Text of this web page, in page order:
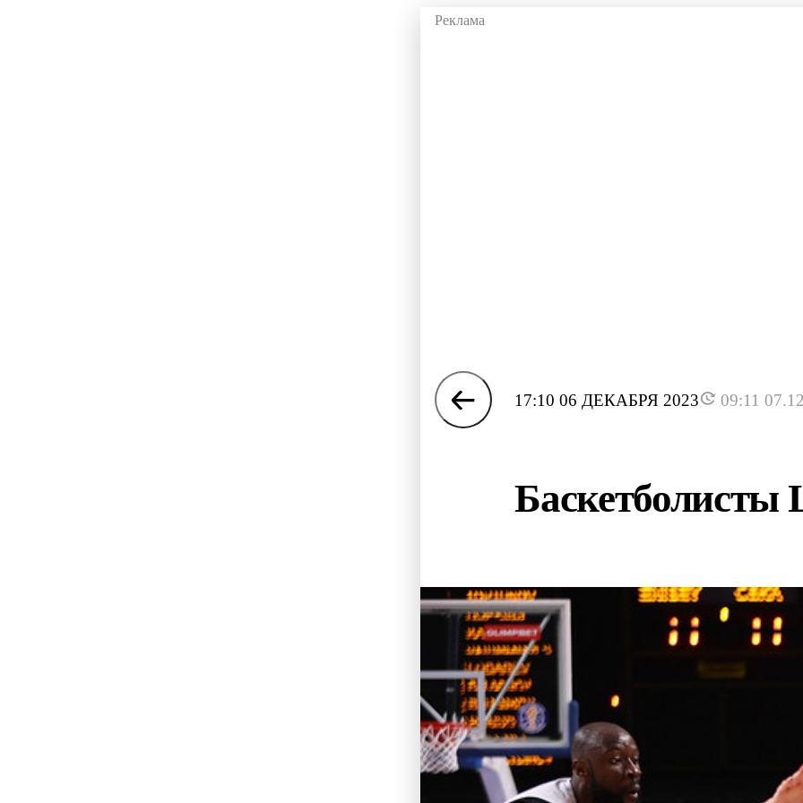
17:10 06 ДЕКАБРЯ 2023 09:11